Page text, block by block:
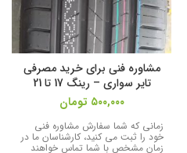
مشاوره فنی برای خرید مصرفی
تایر سواری – رینگ 17 تا 21
۵۰۰,۰۰۰ تومان
زمانی که شما سفارش مشاوره فنی
خود را ثبت می کنید، کارشناسان ما در
زمان مشخص با شما تماس خواهند